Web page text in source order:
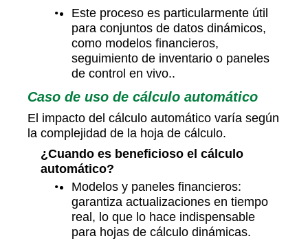
Este proceso es particularmente útil
para conjuntos de datos dinámicos,
como modelos financieros,
seguimiento de inventario o paneles
de control en vivo..
Caso de uso de cálculo automático
El impacto del cálculo automático varía según
la complejidad de la hoja de cálculo.
¿Cuando es beneficioso el cálculo
automático?
Modelos y paneles financieros:
garantiza actualizaciones en tiempo
real, lo que lo hace indispensable
para hojas de cálculo dinámicas.